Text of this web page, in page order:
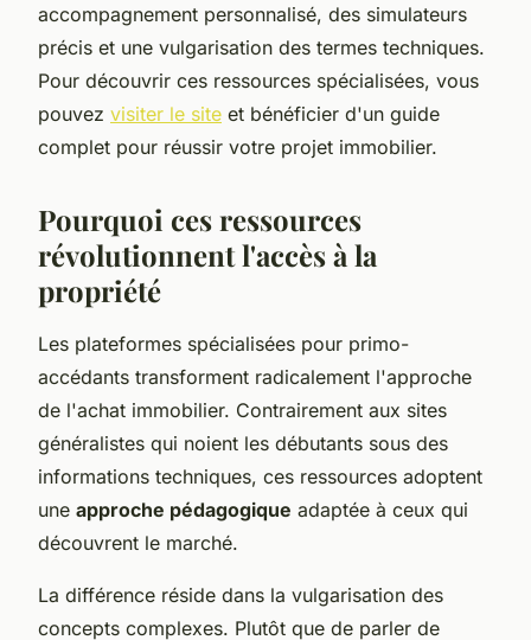
accompagnement personnalisé, des simulateurs
précis et une vulgarisation des termes techniques.
Pour découvrir ces ressources spécialisées, vous
pouvez visiter le site et bénéficier d'un guide
complet pour réussir votre projet immobilier.
Pourquoi ces ressources
révolutionnent l'accès à la
propriété
Les plateformes spécialisées pour primo-
accédants transforment radicalement l'approche
de l'achat immobilier. Contrairement aux sites
généralistes qui noient les débutants sous des
informations techniques, ces ressources adoptent
une approche pédagogique adaptée à ceux qui
découvrent le marché.
La différence réside dans la vulgarisation des
concepts complexes. Plutôt que de parler de